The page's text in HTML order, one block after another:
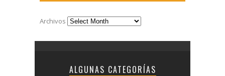
Archivos
ALGUNAS CATEGORÍAS